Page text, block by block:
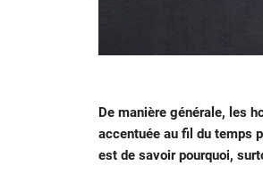
De manière générale, les
accentuée au fil du temps
est de savoir pourquoi,